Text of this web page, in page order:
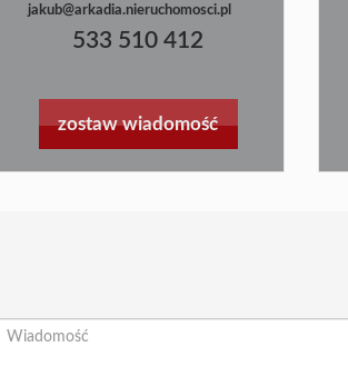
jakub@arkadia.nieruchomosci.pl
533 510 412
zostaw wiadomość